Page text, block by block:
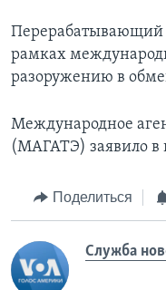
Перерабатывающий
рамках
разоружению в
Международное
(МАГАТЭ) заявило в
Поделиться
Служба